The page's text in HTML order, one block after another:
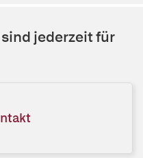
sind jederzeit für